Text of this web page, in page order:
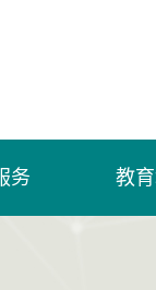
务 教